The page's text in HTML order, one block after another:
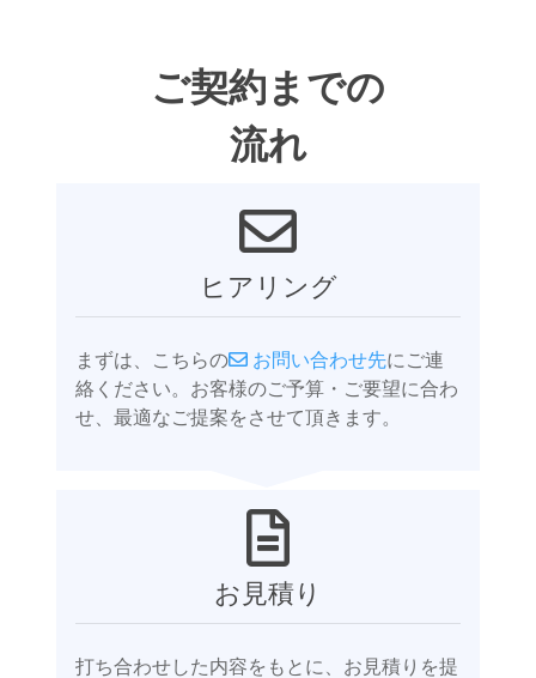
ご契約までの
流れ
ヒアリング
まずは、こちらの お問い合わせ先にご連
絡ください。お客様のご予算・ご要望に合わ
せ、最適なご提案をさせて頂きます。
お見積り
打ち合わせした内容をもとに、お見積りを提